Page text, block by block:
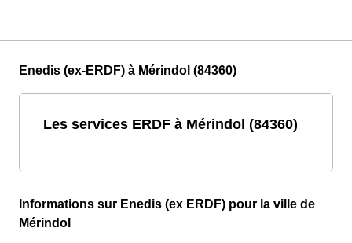
Enedis (ex-ERDF) à Mérindol (84360)
Les services ERDF à Mérindol (84360)
Informations sur Enedis (ex ERDF) pour la ville de
Mérindol